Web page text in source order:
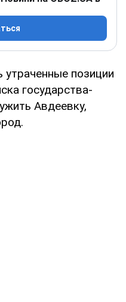
утраченные позиции
государства-
Авдеевку,